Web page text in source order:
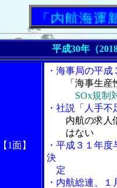
「内航海運新聞
平成30年（
【1面】
・海事局の平
「海事生産
SOx規制
・社説「人手
内航の求人
はない
・平成３１年
決
定
・内航総連、